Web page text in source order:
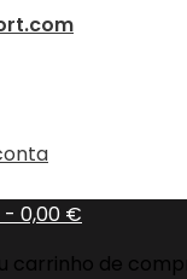
- 0,00 €
carrinho de